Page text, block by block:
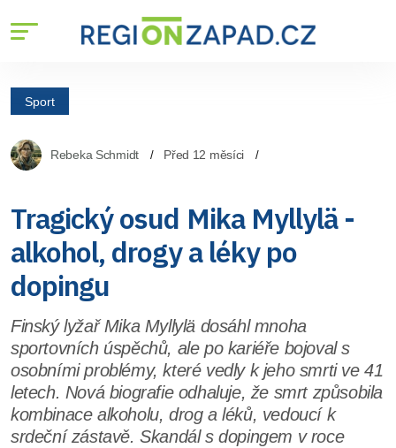
Sport
Rebeka Schmidt Před 12 měsíci
Tragický osud Mika Myllylä -
alkohol, drogy a léky po
dopingu
Finský lyžař Mika Myllylä dosáhl mnoha
sportovních úspěchů, ale po kariéře bojoval s
osobními problémy, které vedly k jeho smrti ve 41
letech. Nová biografie odhaluje, že smrt způsobila
kombinace alkoholu, drog a léků, vedoucí k
srdeční zástavě. Skandál s dopingem v roce